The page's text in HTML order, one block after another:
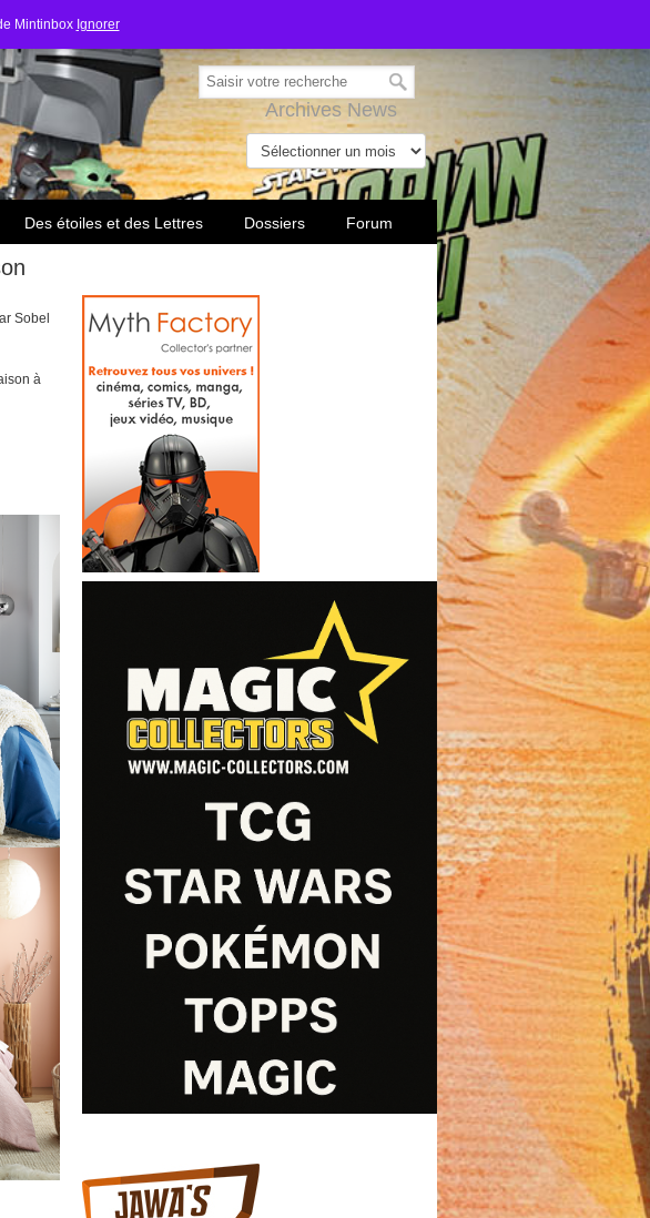
Mintinbox Ignorer
Archives News
Des étoiles et des Lettres Dossiers Forum
Sobel
à